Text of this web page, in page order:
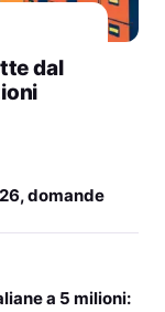
dal
domande
a 5 milioni: